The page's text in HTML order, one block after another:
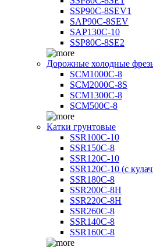
SSP90C-8SEV1
SAP90C-8SEV
SAP130C-10
SSP80C-8SE2
Дорожные холодные
SCM1000C-8
SCM2000C-8S
SCM1300C-8
SCM500C-8
Катки грунтовые
SSR100C-10
SSR150C-8
SSR120C-10
SSR120C-10 (с
SSR180C-8
SSR200C-8H
SSR220C-8H
SSR260C-8
SSR140C-8
SSR160C-8